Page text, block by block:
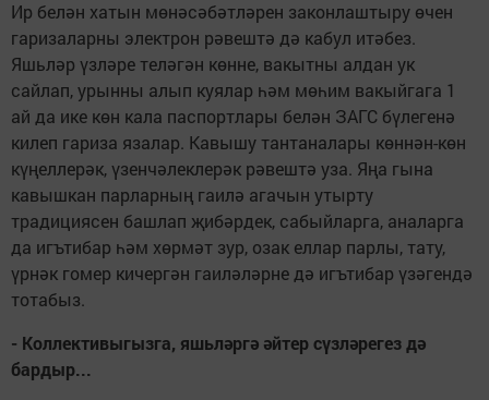
Ир белән хатын мөнәсәбәтләрен законлаштыру өчен
гаризаларны электрон рәвештә дә кабул итәбез.
Яшьләр үзләре теләгән көнне, вакытны алдан ук
сайлап, урынны алып куялар һәм мөһим вакыйгага 1
ай да ике көн кала паспортлары белән ЗАГС бүлегенә
килеп гариза язалар. Кавышу тантаналары көннән-көн
күңеллерәк, үзенчәлеклерәк рәвештә уза. Яңа гына
кавышкан парларның гаилә агачын утырту
традициясен башлап җибәрдек, сабыйларга, аналарга
да игътибар һәм хөрмәт зур, озак еллар парлы, тату,
үрнәк гомер кичергән гаиләләрне дә игътибар үзәгендә
тотабыз.
- Коллективыгызга, яшьләргә әйтер сүзләрегез дә
бардыр...